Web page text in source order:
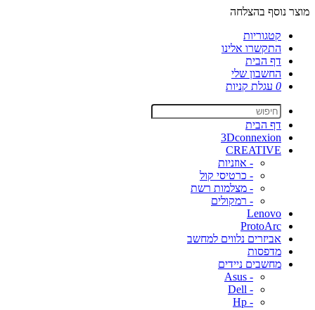
מוצר נוסף בהצלחה
קטגוריות
התקשרו אלינו
דף הבית
החשבון שלי
0 עגלת קניות
דף הבית
3Dconnexion
CREATIVE
- אוזניות
- כרטיסי קול
- מצלמות רשת
- רמקולים
Lenovo
ProtoArc
אביזרים נלווים למחשב
מדפסות
מחשבים ניידים
- Asus
- Dell
- Hp